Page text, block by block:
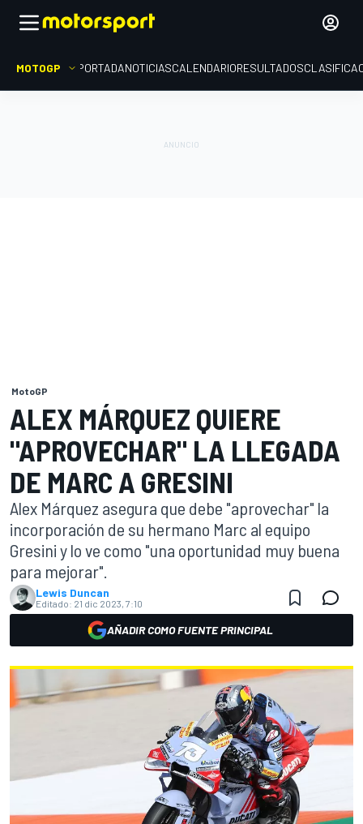
MOTOGP PORTADANOTICIASCALENDARIORESULTADOS
MotoGP
ALEX MÁRQUEZ QUIERE
"APROVECHAR" LA LLEGADA
DE MARC A GRESINI
Alex Márquez asegura que debe "aprovechar" la
incorporación de su hermano Marc al equipo
Gresini y lo ve como "una oportunidad muy buena
para mejorar".
Lewis Duncan
Editado: 21 dic 2023, 7:10
AÑADIR COMO FUENTE PRINCIPAL